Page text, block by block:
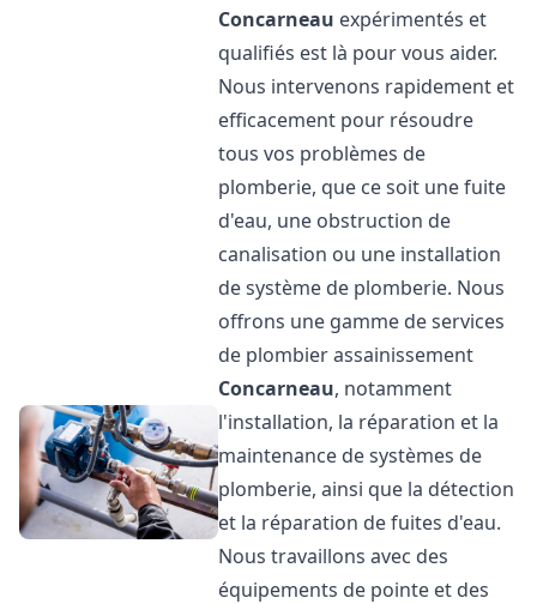
Concarneau expérimentés et
qualifiés est là pour vous aider.
Nous intervenons rapidement et
efficacement pour résoudre
tous vos problèmes de
plomberie, que ce soit une fuite
d'eau, une obstruction de
canalisation ou une installation
de système de plomberie. Nous
offrons une gamme de services
de plombier assainissement
Concarneau, notamment
l'installation, la réparation et la
maintenance de systèmes de
plomberie, ainsi que la détection
et la réparation de fuites d'eau.
Nous travaillons avec des
équipements de pointe et des